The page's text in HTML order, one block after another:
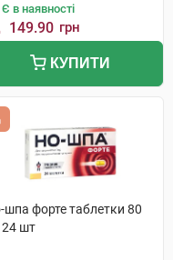
Є в наявності
149.90 грн
КУПИТИ
шпа форте таблетки 80
24 шт